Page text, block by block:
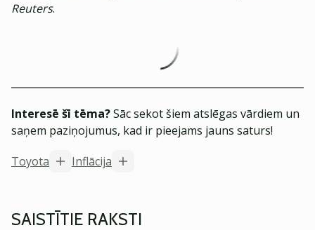
Reuters.
Interesē šī tēma?Sāc sekot šiem atslēgas vārdiem un
saņem paziņojumus, kad ir pieejams jauns saturs!
Toyota
Inflācija
SAISTĪTIE RAKSTI